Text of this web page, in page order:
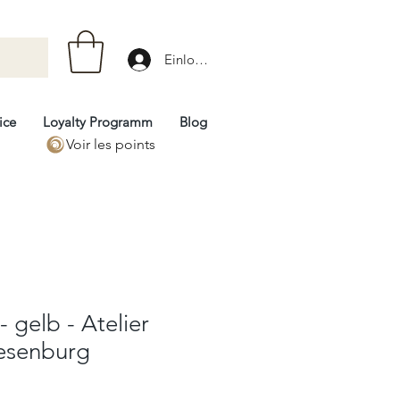
Einloggen
Loyalty Programm
Blog
Voir les points
gelb - Atelier